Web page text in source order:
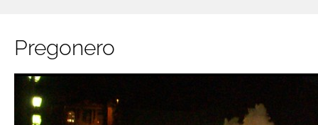
Pregonero